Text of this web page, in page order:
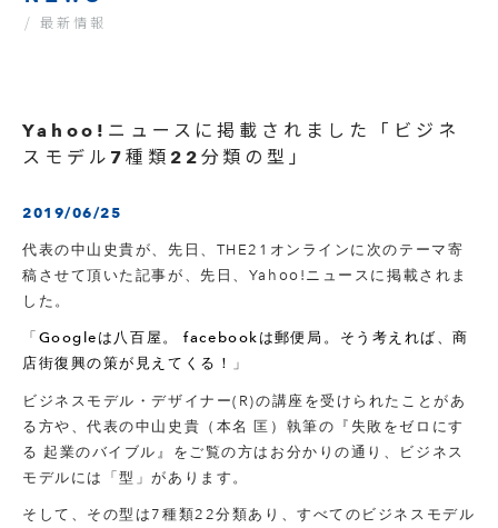
/ 最新情報
Yahoo!ニュースに掲載されました「ビジネ
スモデル7種類22分類の型」
2019/06/25
代表の中山史貴が、先日、THE21オンラインに次のテーマ寄
稿させて頂いた記事が、先日、Yahoo!ニュースに掲載されま
した。
「 Googleは八百屋。 facebookは郵便局。そう考えれば、商
店街復興の策が見えてくる！
」
ビジネスモデル・デザイナー(R)の講座を受けられたことがあ
る方や、代表の中山史貴（本名 匡）執筆の『失敗をゼロにす
る 起業のバイブル』をご覧の方はお分かりの通り、ビジネス
モデルには「型」があります。
そして、その型は7種類22分類あり、すべてのビジネスモデル